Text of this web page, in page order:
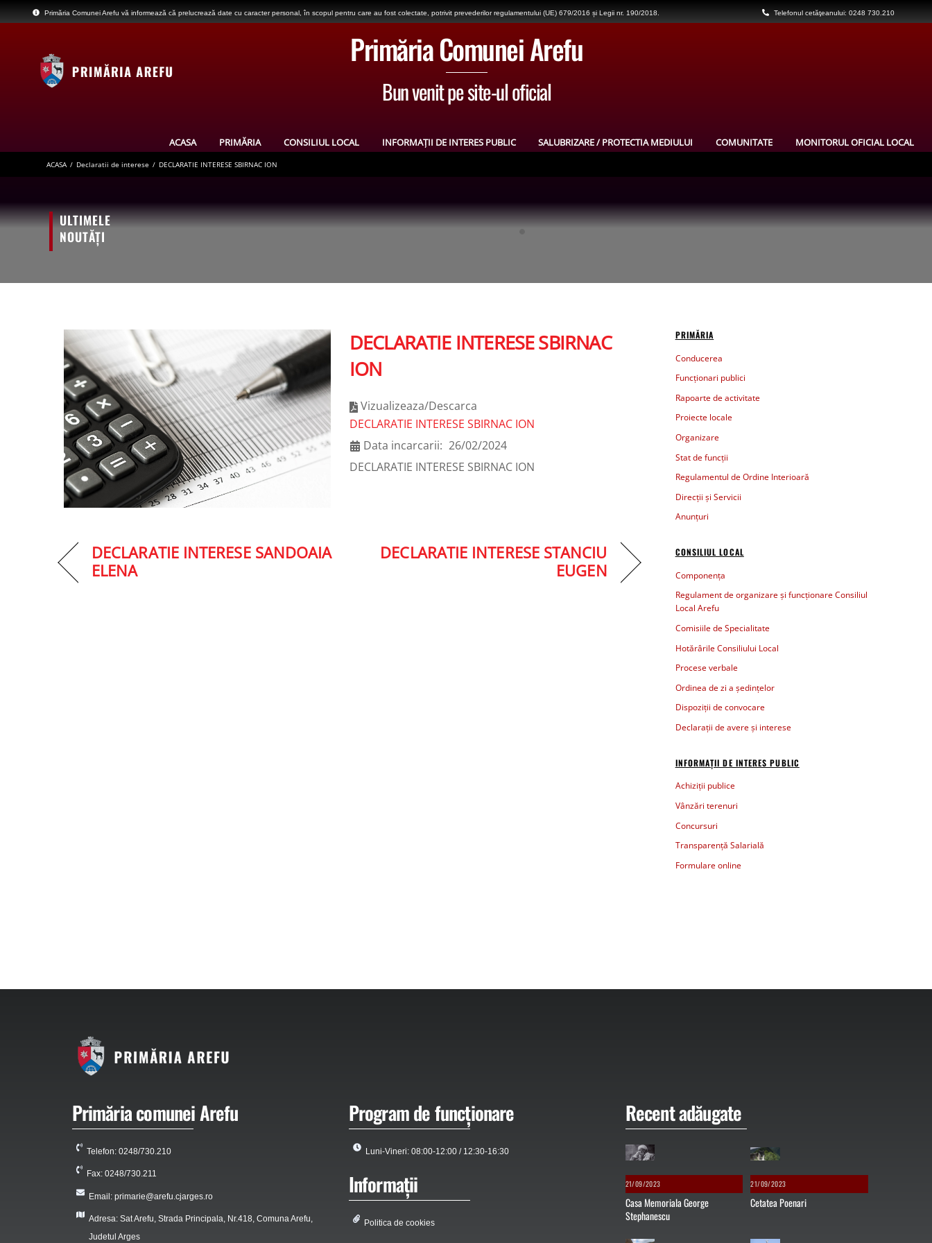
to
Primăria Comunei Arefu vă informează că prelucrează date cu caracter personal, în scopul pentru care au fost colectate, potrivit prevederilor regulamentului (UE) 679/2016 și Legii nr. 190/2018. Telefonul cetăţeanului: 0248 730.210
Primăria Comunei Arefu
Bun venit pe site-ul oficial
ACASA PRIMĂRIA CONSILIUL LOCAL INFORMAȚII DE INTERES PUBLIC SALUBRIZARE / PROTECTIA MEDIULUI COMUNITATE MONITORUL OFICIAL LOCAL
ACASA / Declaratii de interese / DECLARATIE INTERESE SBIRNAC ION
ULTIMELE
NOUTĂȚI
Cetatea Poenari
Barajul si Lacul Vidraru
DECLARATIE INTERESE SBIRNAC
ION
Vizualizeaza/Descarca
DECLARATIE INTERESE SBIRNAC ION
Data incarcarii: 26/02/2024
DECLARATIE INTERESE SBIRNAC ION
DECLARATIE INTERESE SANDOAIA
ELENA
DECLARATIE INTERESE STANCIU
EUGEN
PRIMĂRIA
Conducerea
Funcționari publici
Rapoarte de activitate
Proiecte locale
Organizare
Stat de funcții
Regulamentul de Ordine Interioară
Direcții și Servicii
Anunțuri
CONSILIUL LOCAL
Componența
Regulament de organizare și funcționare Consiliul
Local Arefu
Comisiile de Specialitate
Hotărârile Consiliului Local
Procese verbale
Ordinea de zi a ședințelor
Dispoziții de convocare
Declarații de avere și interese
INFORMAȚII DE INTERES PUBLIC
Achiziții publice
Vânzări terenuri
Concursuri
Transparență Salarială
Formulare online
Primăria comunei Arefu
Telefon: 0248/730.210
Fax: 0248/730.211
Email: primarie@arefu.cjarges.ro
Adresa: Sat Arefu, Strada Principala, Nr.418, Comuna Arefu,
Judetul Arges
Program de funcționare
Luni-Vineri: 08:00-12:00 / 12:30-16:30
Informații
Politica de cookies
Recent adăugate
21/09/2023
Casa Memoriala George
Stephanescu
21/09/2023
Cetatea Poenari